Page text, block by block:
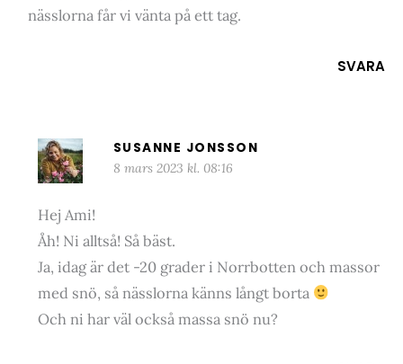
nässlorna får vi vänta på ett tag.
SVARA
SUSANNE JONSSON
8 mars 2023 kl. 08:16
Hej Ami!
Åh! Ni alltså! Så bäst.
Ja, idag är det -20 grader i Norrbotten och massor
med snö, så nässlorna känns långt borta
Och ni har väl också massa snö nu?